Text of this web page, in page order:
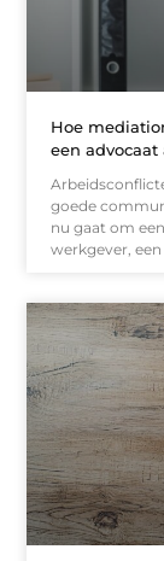
Hoe
een
goede
nu gaat om
werkgever,